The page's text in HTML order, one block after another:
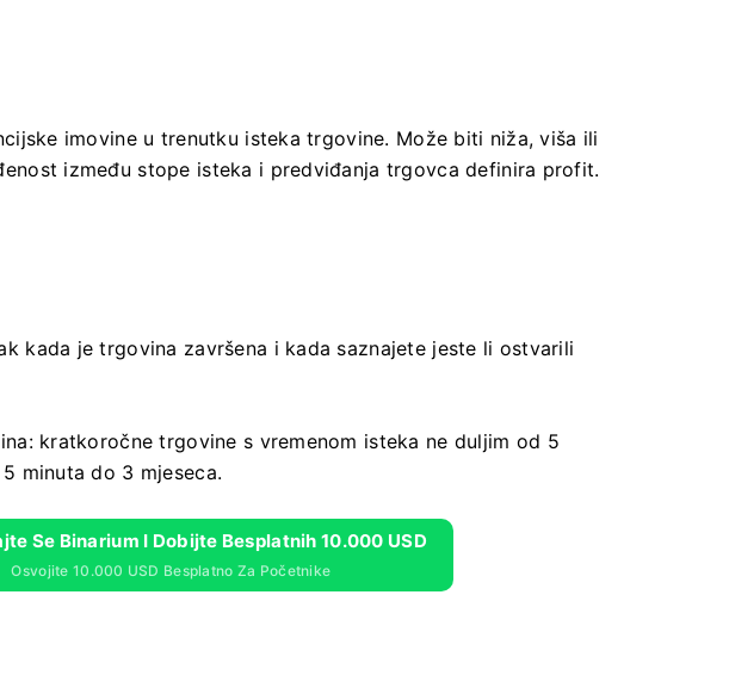
imovine u trenutku isteka trgovine. Može biti niža, viša ili
između stope isteka i predviđanja trgovca definira profit.
kada je trgovina završena i kada saznajete jeste li ostvarili
kratkoročne trgovine s vremenom isteka ne duljim od 5
minuta do 3 mjeseca.
Se Binarium I Dobijte Besplatnih 10.000 USD
Osvojite 10.000 USD Besplatno Za Početnike